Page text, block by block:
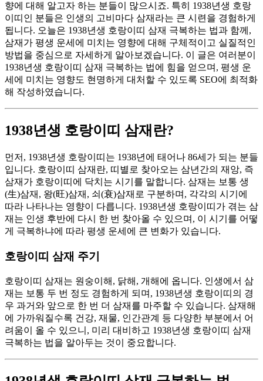
향에 대해 알고자 하는 분들이 많으시죠. 특히 1938년생 호랑
이띠인 분들은 인생의 고비마다 삼재라는 큰 시련을 경험하게
됩니다. 오늘은 1938년생 호랑이띠 삼재 극복하는 법과 함께,
삼재가 평생 운세에 미치는 영향에 대해 구체적이고 실질적인
방법을 중심으로 자세하게 알아보겠습니다. 이 글은 여러분이
1938년생 호랑이띠 삼재 극복하는 법에 힘을 얻으며, 평생 운
세에 미치는 영향도 현명하게 대처할 수 있도록 SEO에 최적화
해 작성하였습니다.
1938년생 호랑이띠 삼재란?
먼저, 1938년생 호랑이띠는 1938년에 태어나 86세가 되는 분들
입니다. 호랑이띠 삼재란, 띠별로 찾아오는 삼년간의 재앙, 즉
삼재가 호랑이띠에 닥치는 시기를 말합니다. 삼재는 보통 생
(生)삼재, 왕(旺)삼재, 쇠(衰)삼재로 구분하며, 각각의 시기에
따라 나타나는 영향이 다릅니다. 1938년생 호랑이띠가 겪는 삼
재는 인생 후반에 다시 한 번 찾아올 수 있으며, 이 시기를 어떻
게 극복하냐에 따라 평생 운세에 큰 변화가 있습니다.
호랑이띠 삼재 주기
호랑이띠 삼재는 원숭이해, 닭해, 개해에 옵니다. 인생에서 삼
재는 보통 두 번 정도 경험하게 되며, 1938년생 호랑이띠의 경
우 과거와 앞으로 한 번 더 삼재를 마주할 수 있습니다. 삼재해
에 가까워질수록 건강, 재물, 인간관계 등 다양한 부분에서 어
려움이 올 수 있으니, 미리 대비하고 1938년생 호랑이띠 삼재
극복하는 법을 알아두는 것이 중요합니다.